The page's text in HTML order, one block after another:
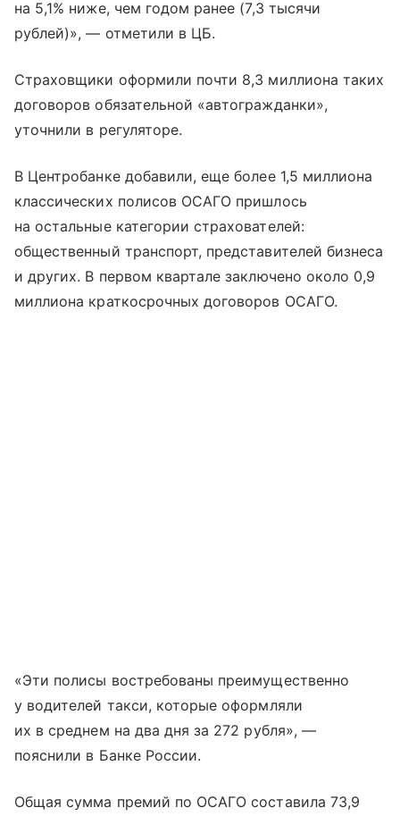
на 5,1% ниже, чем годом ранее (7,3 тысячи
рублей)», — отметили в ЦБ.
Страховщики оформили почти 8,3 миллиона таких
договоров обязательной «автогражданки»,
уточнили в регуляторе.
В Центробанке добавили, еще более 1,5 миллиона
классических полисов ОСАГО пришлось
на остальные категории страхователей:
общественный транспорт, представителей бизнеса
и других. В первом квартале заключено около 0,9
миллиона краткосрочных договоров ОСАГО.
«Эти полисы востребованы преимущественно
у водителей такси, которые оформляли
их в среднем на два дня за 272 рубля», —
пояснили в Банке России.
Общая сумма премий по ОСАГО составила 73,9